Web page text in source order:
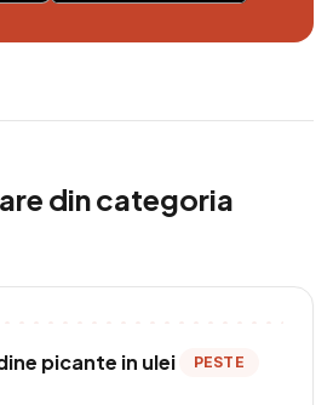
din categoria
picante in ulei
PESTE